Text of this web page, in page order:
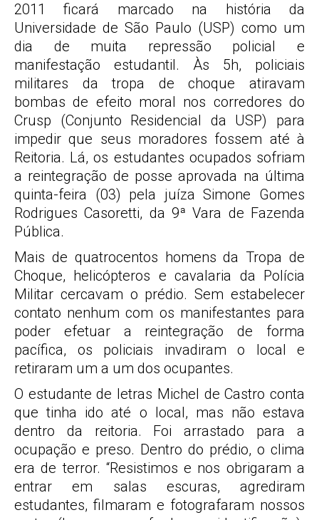
2011 ficará marcado na história da
Universidade de São Paulo (USP) como um
dia de muita repressão policial e
manifestação estudantil. Às 5h, policiais
militares da tropa de choque atiravam
bombas de efeito moral nos corredores do
Crusp (Conjunto Residencial da USP) para
impedir que seus moradores fossem até à
Reitoria. Lá, os estudantes ocupados sofriam
a reintegração de posse aprovada na última
quinta-feira (03) pela juíza Simone Gomes
Rodrigues Casoretti, da 9ª Vara de Fazenda
Pública.
Mais de quatrocentos homens da Tropa de
Choque, helicópteros e cavalaria da Polícia
Militar cercavam o prédio. Sem estabelecer
contato nenhum com os manifestantes para
poder efetuar a reintegração de forma
pacífica, os policiais invadiram o local e
retiraram um a um dos ocupantes.
O estudante de letras Michel de Castro conta
que tinha ido até o local, mas não estava
dentro da reitoria. Foi arrastado para a
ocupação e preso. Dentro do prédio, o clima
era de terror. “Resistimos e nos obrigaram a
entrar em salas escuras, agrediram
estudantes, filmaram e fotografaram nossos